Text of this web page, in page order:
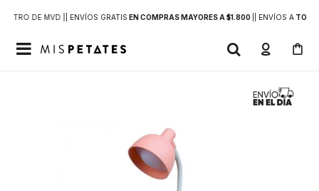
DE MVD | | ENVÍOS GRATIS EN COMPRAS MAYORES A $1.800 | ENVÍOS ATODO
